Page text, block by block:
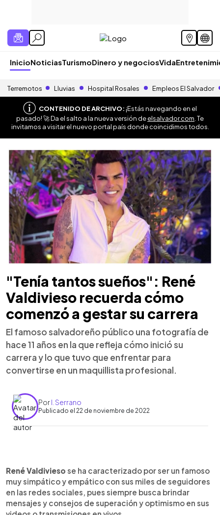
InicioNoticiasTurismoDinero y negociosVida
Terremotos Lluvias Hospital Rosales Empleos El Salvador
CONTENIDO DE ARCHIVO:¡Estás navegando en el
pasado! 🚀 Da el salto a la nueva versión deelsalvador.com . Te
invitamos a visitar el nuevo portal país donde coincidimos todos.
"Tenía tantos sueños": René
Valdivieso recuerda cómo
comenzó a gestar su carrera
El famoso salvadoreño público una fotografía de
hace 11 años en la que refleja cómo inició su
carrera y lo que tuvo que enfrentar para
convertirse en un maquillista profesional.
PorI. Serrano
Publicado el 22 de noviembre de 2022
► Escuchar artículo
René Valdivieso se ha caracterizado por ser un famoso
muy simpático y empático con sus miles de seguidores
en las redes sociales, pues siempre busca brindar
mensajes y consejos de superación y optimismo en sus